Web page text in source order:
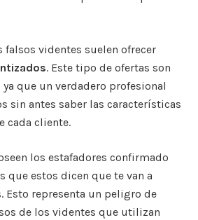
videntes suelen ofrecer
. Este tipo de ofertas son
que un verdadero profesional
sin antes saber las características
cada cliente.
los estafadores confirmado
que estos dicen que te van a
Esto representa un peligro de
de los videntes que utilizan